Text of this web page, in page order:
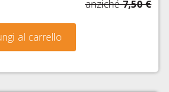
anziché 7,50 €
al carrello